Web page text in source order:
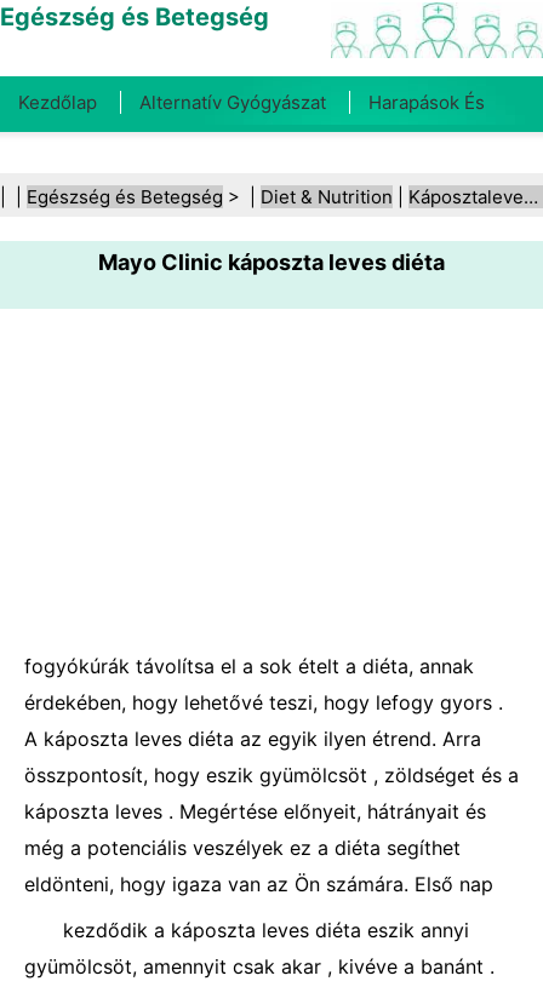
Egészség és Betegség
Kezdőlap Alternatív Gyógyászat Harapások És
Fogegészség Diéta És Táplálkozás Családi
Egészségügyi Ágazat Mentális Egészség
Közegészségügy És Biztonság Sebészet És
Egészség és Betegség > | Diet & Nutrition Káposztaleves‑diéta
Mayo Clinic káposzta leves diéta
fogyókúrák távolítsa el a sok ételt a diéta, annak
érdekében, hogy lehetővé teszi, hogy lefogy gyors .
A káposzta leves diéta az egyik ilyen étrend. Arra
összpontosít, hogy eszik gyümölcsöt , zöldséget és a
káposzta leves . Megértése előnyeit, hátrányait és
még a potenciális veszélyek ez a diéta segíthet
eldönteni, hogy igaza van az Ön számára. Első nap
kezdődik a káposzta leves diéta eszik annyi
gyümölcsöt, amennyit csak akar , kivéve a banánt .